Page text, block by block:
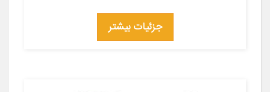
جزئیات بیشتر